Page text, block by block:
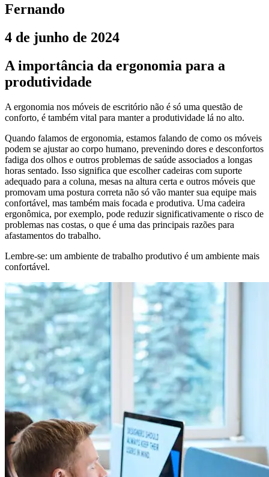
Fernando
4 de junho de 2024
A importância da ergonomia para a
produtividade
A ergonomia nos móveis de escritório não é só uma questão de
conforto, é também vital para manter a produtividade lá no alto.
Quando falamos de ergonomia, estamos falando de como os móveis
podem se ajustar ao corpo humano, prevenindo dores e desconfortos
fadiga dos olhos e outros problemas de saúde associados a longas
horas sentado. Isso significa que escolher cadeiras com suporte
adequado para a coluna, mesas na altura certa e outros móveis que
promovam uma postura correta não só vão manter sua equipe mais
confortável, mas também mais focada e produtiva. Uma cadeira
ergonômica, por exemplo, pode reduzir significativamente o risco de
problemas nas costas, o que é uma das principais razões para
afastamentos do trabalho.
Lembre-se: um ambiente de trabalho produtivo é um ambiente mais
confortável.